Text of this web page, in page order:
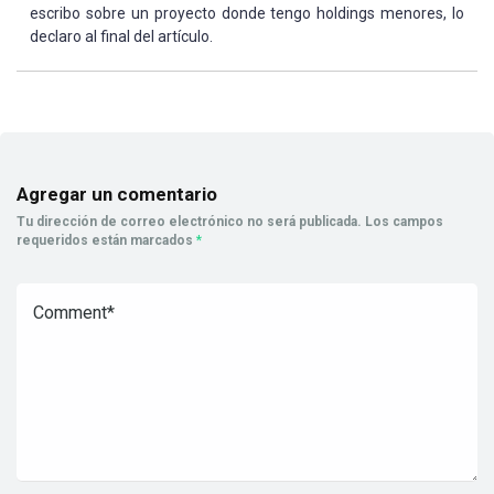
escribo sobre un proyecto donde tengo holdings menores, lo
declaro al final del artículo.
Agregar un comentario
Tu dirección de correo electrónico no será publicada. Los campos
requeridos están marcados *